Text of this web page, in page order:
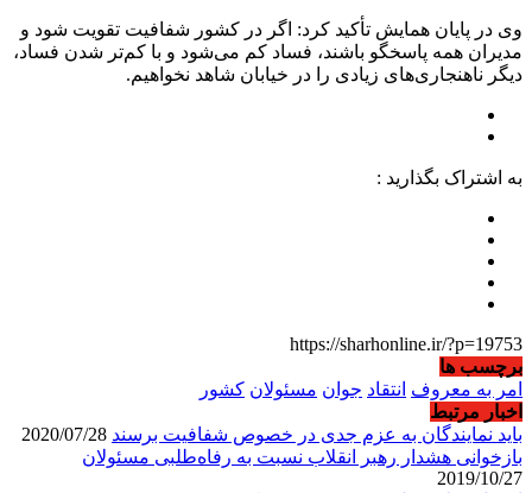
وی در پایان همایش تأکید کرد: اگر در کشور شفافیت تقویت شود و
مدیران همه پاسخگو باشند، فساد کم می‌شود و با کم‌تر شدن فساد،
دیگر ناهنجاری‌های زیادی را در خیابان شاهد نخواهیم.
به اشتراک بگذارید :
https://sharhonline.ir/?p=19753
برچسب ها
امر به معروف انتقاد جوان مسئولان کشور
اخبار مرتبط
باید نمایندگان به عزم جدی در خصوص شفافیت برسند
بازخوانی هشدار رهبر انقلاب نسبت به رفاه‌طلبی مسئولان
2019/10/27